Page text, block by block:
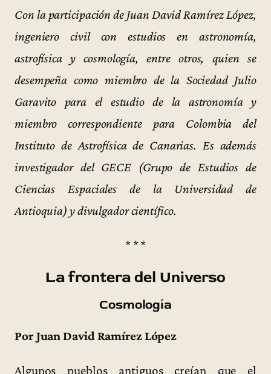
Con la participación de Juan David Ramírez López,
ingeniero civil con estudios en astronomía,
astrofísica y cosmología, entre otros, quien se
desempeña como miembro de la Sociedad Julio
Garavito para el estudio de la astronomía y
miembro correspondiente para Colombia del
Instituto de Astrofísica de Canarias. Es además
investigador del GECE (Grupo de Estudios de
Ciencias Espaciales de la Universidad de
Antioquia) y divulgador científico.
* * *
La frontera del Universo
Cosmología
Por Juan David Ramírez López
Algunos pueblos antiguos creían que el